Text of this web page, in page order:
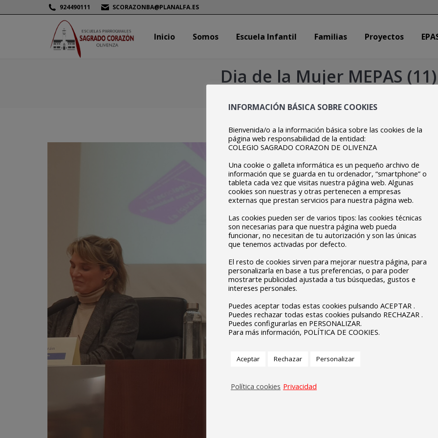
924490111 SCORAZONBA@PLANALFA.ES
Inicio Somos Escuela Infantil Familias Proyectos
Dia de la Mujer MEPAS (11)
INFORMACIÓN BÁSICA SOBRE COOKIES
Bienvenida/o a la información básica sobre las cookies de la
página web responsabilidad de la entidad:
COLEGIO SAGRADO CORAZON DE OLIVENZA
Una cookie o galleta informática es un pequeño archivo de
información que se guarda en tu ordenador, “smartphone” o
tableta cada vez que visitas nuestra página web. Algunas
cookies son nuestras y otras pertenecen a empresas
externas que prestan servicios para nuestra página web.
Las cookies pueden ser de varios tipos: las cookies técnicas
son necesarias para que nuestra página web pueda
funcionar, no necesitan de tu autorización y son las únicas
que tenemos activadas por defecto.
El resto de cookies sirven para mejorar nuestra página, para
personalizarla en base a tus preferencias, o para poder
mostrarte publicidad ajustada a tus búsquedas, gustos e
intereses personales.
Puedes aceptar todas estas cookies pulsando ACEPTAR .
Puedes rechazar todas estas cookies pulsando RECHAZAR .
Puedes configurarlas en PERSONALIZAR.
Para más información, POLÍTICA DE COOKIES.
Aceptar Rechazar Personalizar
Política cookies Privacidad
Inicio Somos Escuela Infantil Familias Proyectos